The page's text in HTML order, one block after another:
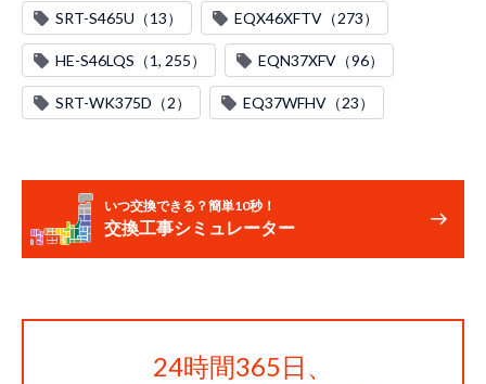
SRT-S465U（13） EQX46XFTV（273）
HE-S46LQS（1, 255） EQN37XFV（96）
SRT-WK375D（2） EQ37WFHV（23）
いつ交換できる？簡単10秒！
交換工事シミュレーター
24時間365日、